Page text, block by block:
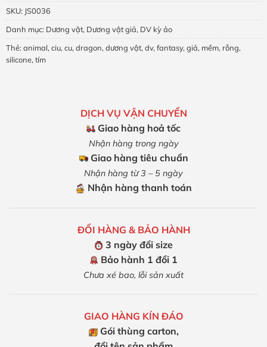
SKU: JS0036
Danh mục: Dương vật, Dương vật giả, DV kỳ ảo
Thẻ: animal, ciu, cu, dragon, dương vật, dv, fantasy, giả, mềm, rỗng,
silicone, tím
DỊCH VỤ VẬN CHUYỂN
Giao hàng hoả tốc
Nhận hàng trong ngày
Giao hàng tiêu chuẩn
Nhận hàng từ 3 – 5 ngày
Nhận hàng thanh toán
ĐỔI HÀNG & BẢO HÀNH
3 ngày đổi size
Bảo hành 1 đổi 1
Chưa xé bao, lỗi sản xuất
GIAO HÀNG KÍN ĐÁO
Gói thùng carton,